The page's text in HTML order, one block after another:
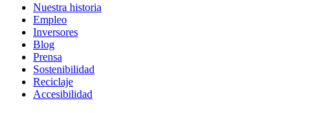
Nuestra historia
Empleo
Inversores
Blog
Prensa
Sostenibilidad
Reciclaje
Accesibilidad